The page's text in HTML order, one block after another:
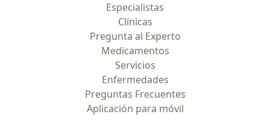
Especialistas
Clínicas
Pregunta al Experto
Medicamentos
Servicios
Enfermedades
Preguntas Frecuentes
Aplicación para móvil